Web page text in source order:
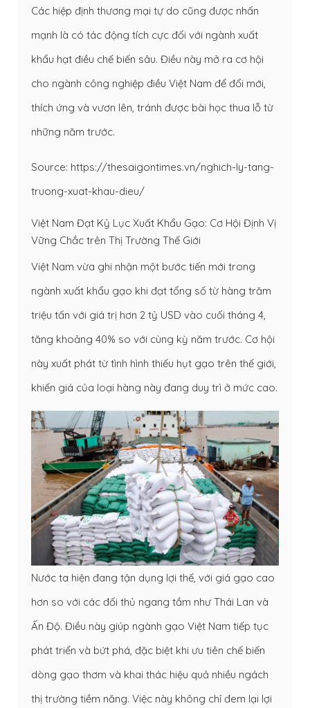
Các hiệp định thương mại tự do cũng được nhấn
mạnh là có tác động tích cực đối với ngành xuất
khẩu hạt điều chế biến sâu. Điều này mở ra cơ hội
cho ngành công nghiệp điều Việt Nam để đổi mới,
thích ứng và vươn lên, tránh được bài học thua lỗ từ
những năm trước.
Source: https://thesaigontimes.vn/nghich-ly-tang-
truong-xuat-khau-dieu/
Việt Nam Đạt Kỷ Lục Xuất Khẩu Gạo: Cơ Hội Định Vị
Vững Chắc trên Thị Trường Thế Giới
Việt Nam vừa ghi nhận một bước tiến mới trong
ngành xuất khẩu gạo khi đạt tổng số từ hàng trăm
triệu tấn với giá trị hơn 2 tỷ USD vào cuối tháng 4,
tăng khoảng 40% so với cùng kỳ năm trước. Cơ hội
này xuất phát từ tình hình thiếu hụt gạo trên thế giới,
khiến giá của loại hàng này đang duy trì ở mức cao.
Nước ta hiện đang tận dụng lợi thế, với giá gạo cao
hơn so với các đối thủ ngang tầm như Thái Lan và
Ấn Độ. Điều này giúp ngành gạo Việt Nam tiếp tục
phát triển và bứt phá, đặc biệt khi ưu tiên chế biến
dòng gạo thơm và khai thác hiệu quả nhiều ngách
thị trường tiềm năng. Việc này không chỉ đem lại lợi